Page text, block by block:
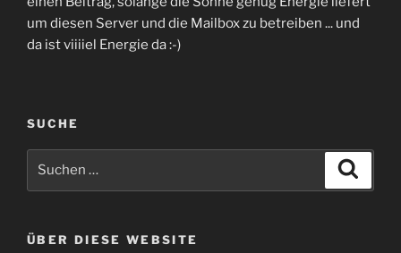
um diesen Server und die Mailbox zu betreiben ... und
da ist viiiiel Energie da :-)
SUCHE
ÜBER DIESE WEBSITE